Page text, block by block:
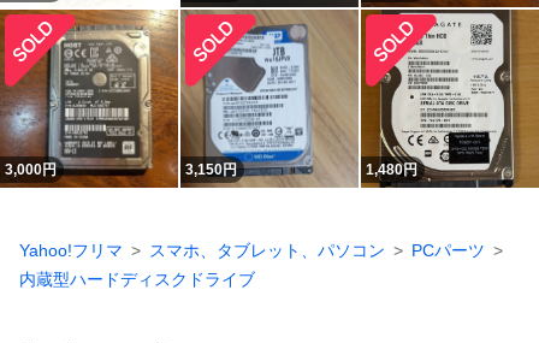
3,000円 3,150円 1,480円
Yahoo!フリマ スマホ、タブレット、パソコン
PCパーツ
内蔵型ハードディスクドライブ